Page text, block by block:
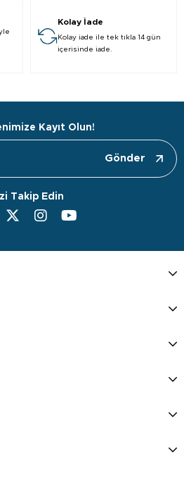
Kolay İade
Kolay iade ile tek tıkla 14 gün
içerisinde iade.
Kayıt Olun!
Gönder
Takip Edin